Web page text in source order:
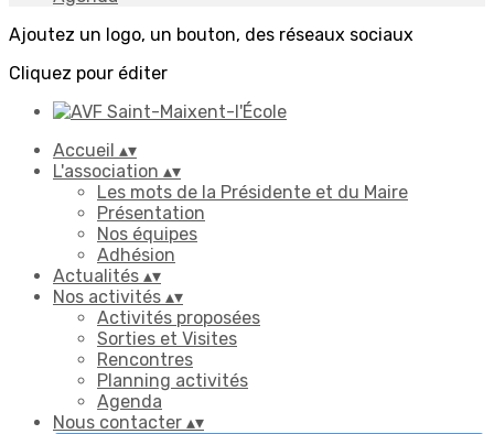
Ajoutez un logo, un bouton, des réseaux sociaux
Cliquez pour éditer
Accueil ▴▾
L'association ▴▾
Les mots de la Présidente et du Maire
Présentation
Nos équipes
Adhésion
Actualités ▴▾
Nos activités ▴▾
Activités proposées
Sorties et Visites
Rencontres
Planning activités
Agenda
Nous contacter ▴▾